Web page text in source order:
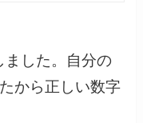
した。自分の
から正しい数字